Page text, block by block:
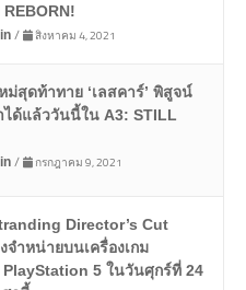
REBORN!
/ สิงหาคม 4, 2021
สุดท้าทาย ‘เลสคาร์’ พิสูจน์
ได้แล้ววันนี้ใน A3: STILL
/ กรกฎาคม 9, 2021
Director’s Cut
จำหน่ายบนเครื่องเกม
5 ในวันศุกร์ที่ 24